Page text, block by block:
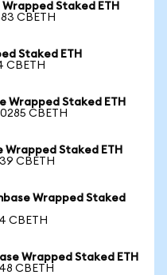
Staked ETH
CBETH
Staked ETH
CBETH
Wrapped Staked ETH
CBETH
Wrapped Staked ETH
CBETH
Wrapped Staked
CBETH
Wrapped Staked ETH
CBETH